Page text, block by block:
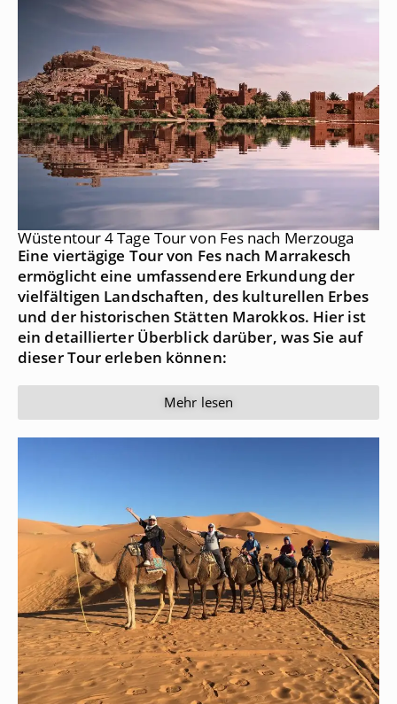
Wüstentour 4 Tage Tour von Fes nach Merzouga
Eine viertägige Tour von Fes nach Marrakesch
ermöglicht eine umfassendere Erkundung der
vielfältigen Landschaften, des kulturellen Erbes
und der historischen Stätten Marokkos. Hier ist
ein detaillierter Überblick darüber, was Sie auf
dieser Tour erleben können:
Mehr lesen